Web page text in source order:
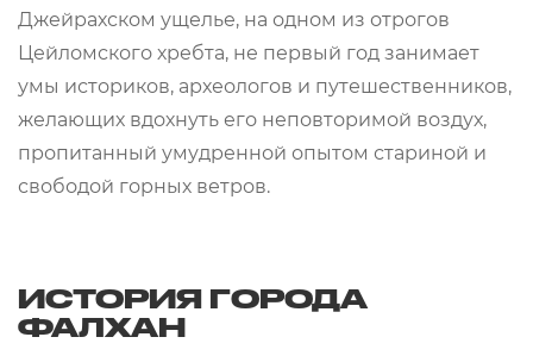
Джейрахском ущелье, на одном из отрогов
Цейломского хребта, не первый год занимает
умы историков, археологов и путешественников,
желающих вдохнуть его неповторимой воздух,
пропитанный умудренной опытом стариной и
свободой горных ветров.
ИСТОРИЯ ГОРОДА
ФАЛХАН